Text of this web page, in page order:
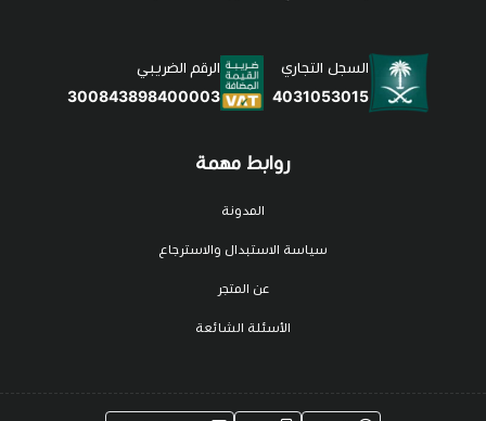
روابط مهمة
المدونة
سياسة الاستبدال والاسترجاع
عن المتجر
الأسئلة الشائعة
السجل التجاري
4031053015
الرقم الضريبي
300843898400003